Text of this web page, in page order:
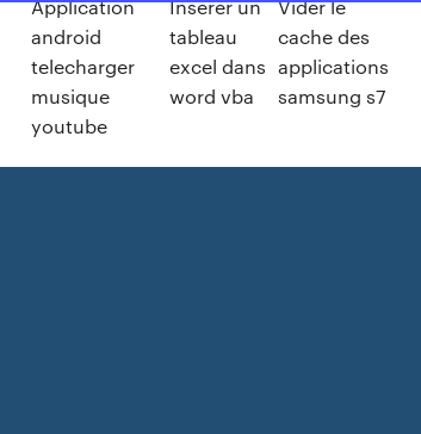
Application
android
telecharger
musique
youtube
Insérer un
tableau
excel dans
word vba
Vider le
cache des
applications
samsung s7